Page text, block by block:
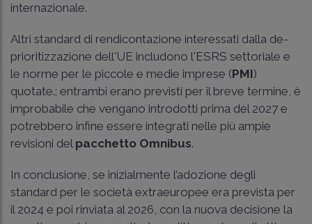
internazionale.
Altri standard di rendicontazione interessati dalla de-
prioritizzazione dell'UE includono l'ESRS settoriale e
le norme per le piccole e medie imprese (PMI)
quotate.; entrambi erano previsti per il breve termine, è
improbabile che vengano introdotti prima del 2027 e
potrebbero infine essere integrati nelle più ampie
revisioni del pacchetto Omnibus.
In conclusione, se inizialmente l’adozione degli
standard per le società extraeuropee era prevista per
il 2024 e poi rinviata al 2026, con la nuova decisione la